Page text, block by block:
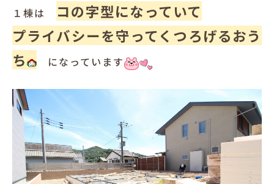
犬と暮らす
お客様の声
１棟は
コの字型になっていて
プライバシーを守ってくつろげるおう
ち
になっています